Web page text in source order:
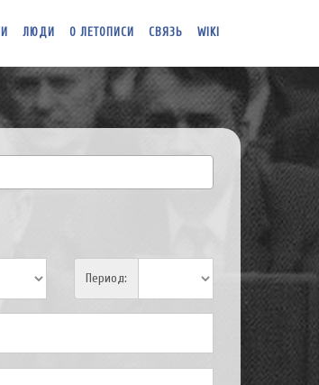
ЛЮДИ О ЛЕТОПИСИ СВЯЗЬ WIKI
Период: